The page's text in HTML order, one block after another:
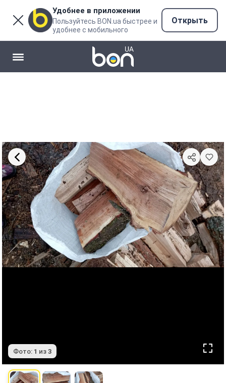
Удобнее в приложении
Пользуйтесь BON.ua быстрее и
удобнее с мобильного
Открыть
Фото: 1 из 3